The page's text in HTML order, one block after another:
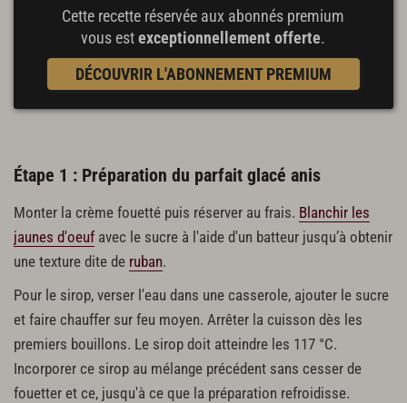
Cette recette réservée aux abonnés premium
vous estexceptionnellement offerte.
DÉCOUVRIR L'ABONNEMENT PREMIUM
Étape 1 : Préparation du parfait glacé anis
Monter la crème fouetté puis réserver au frais. Blanchir les
jaunes d'oeufavec le sucre à l'aide d'un batteur jusqu’à obtenir
une texture dite de ruban.
Pour le sirop, verser l'eau dans une casserole, ajouter le sucre
et faire chauffer sur feu moyen. Arrêter la cuisson dès les
premiers bouillons. Le sirop doit atteindre les 117 °C.
Incorporer ce sirop au mélange précédent sans cesser de
fouetter et ce, jusqu'à ce que la préparation refroidisse.